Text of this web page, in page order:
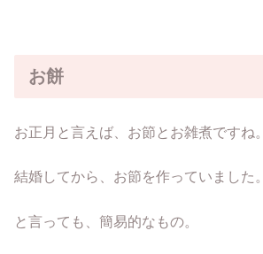
お餅
お正月と言えば、お節とお雑煮ですね。
結婚してから、お節を作っていました。
と言っても、簡易的なもの。